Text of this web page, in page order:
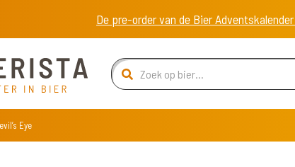
De pre-order van de Bier
Eye